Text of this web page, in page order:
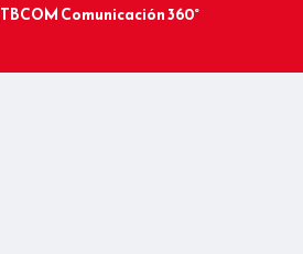
TBCOM Comunicación 360°